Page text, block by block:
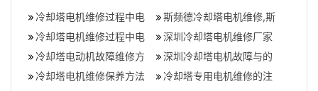
冷却塔电机维修过程中电
机轴向振动大的原因,冷却
塔电机震动
斯频德冷却塔电机维修,斯
频德冷却塔电机故障怎么
办
冷却塔电机维修过程中电
机轴向振动大的原因(冷却
塔电机保养
深圳冷却塔电机维修厂家
怎么挑选,冷却塔电机维修
注意事项
冷却塔电动机故障维修方
法
深圳冷却塔电机故障与的
维修方法(电机常见故障及
冷却塔电机维修保养方法
冷却塔专用电机维修的注